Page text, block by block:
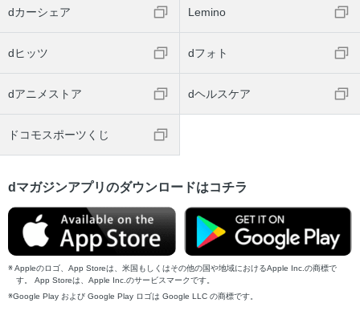
dカーシェア Lemino
dヒッツ dフォト
dアニメストア dヘルスケア
ドコモスポーツくじ
dマガジンアプリのダウンロードはコチラ
Appleのロゴ、App Storeは、米国もしくはその他の国や地域におけるApple Inc.の商標で
す。 App Storeは、Apple Inc.のサービスマークです。
Google Play および Google Play ロゴは Google LLC の商標です。